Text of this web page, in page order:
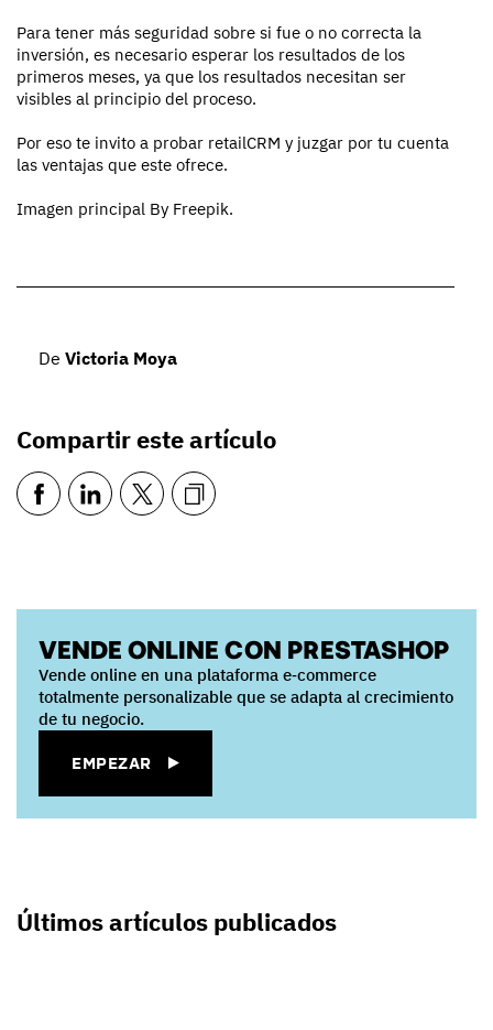
Para tener más seguridad sobre si fue o no correcta la
inversión, es necesario esperar los resultados de los
primeros meses, ya que los resultados necesitan ser
visibles al principio del proceso.
Por eso te invito a probar retailCRM y juzgar por tu cuenta
las ventajas que este ofrece.
Imagen principal By Freepik.
De Victoria Moya
Compartir este artículo
VENDE ONLINE CON PRESTASHOP
Vende online en una plataforma e‑commerce
totalmente personalizable que se adapta al crecimiento
de tu negocio.
EMPEZAR
Últimos artículos publicados